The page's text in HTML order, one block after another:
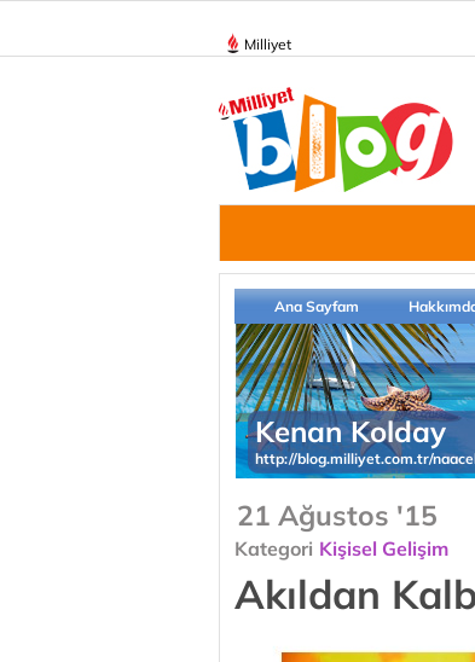
Milliyet
Ana Sayfam
Kenan Kolday
http://blog.milliyet.com.tr/
21 Ağustos '15
Kategori Kişisel Gelişim
Akıldan